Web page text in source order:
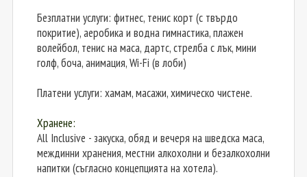
Безплатни услуги: фитнес, тенис корт (с твърдо
покритие), аеробика и водна гимнастика, плажен
волейбол, тенис на маса, дартс, стрелба с лък, мини
голф, боча, анимация, Wi-Fi (в лоби)
Платени услуги: хамам, масажи, химическо чистене.
Хранене:
All Inclusive - закуска, обяд и вечеря на шведска маса,
междинни хранения, местни алкохолни и безалкохолни
напитки (съгласно концепцията на хотела).